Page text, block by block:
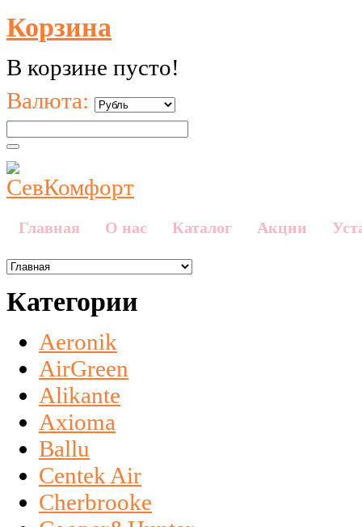
Корзина
В корзине пусто!
Валюта:
Главная О нас Каталог Акции
Категории
Aeronik
AirGreen
Alikante
Axioma
Ballu
Centek Air
Cherbrooke